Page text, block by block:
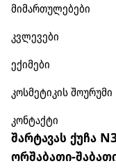
მიმართულებები
კვლევები
ექიმები
კოსმეტიკის შოურუმი
კონტაქტი
შარტავას ქუჩა
ორშაბათი-